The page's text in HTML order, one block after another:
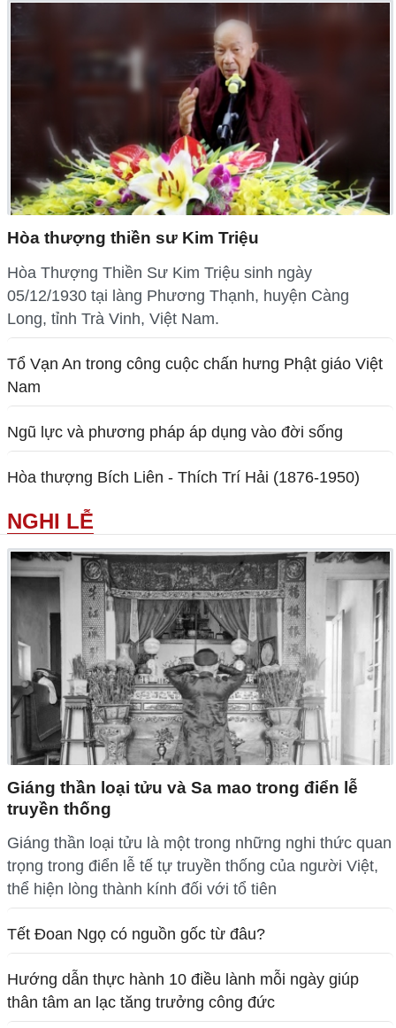
Hòa thượng thiền sư Kim Triệu
Hòa Thượng Thiền Sư Kim Triệu sinh ngày
05/12/1930 tại làng Phương Thạnh, huyện Càng
Long, tỉnh Trà Vinh, Việt Nam.
Tổ Vạn An trong công cuộc chấn hưng Phật giáo Việt
Nam
Ngũ lực và phương pháp áp dụng vào đời sống
Hòa thượng Bích Liên - Thích Trí Hải (1876-1950)
NGHI LỄ
Giáng thần loại tửu và Sa mao trong điển lễ
truyền thống
Giáng thần loại tửu là một trong những nghi thức quan
trọng trong điển lễ tế tự truyền thống của người Việt,
thể hiện lòng thành kính đối với tổ tiên
Tết Đoan Ngọ có nguồn gốc từ đâu?
Hướng dẫn thực hành 10 điều lành mỗi ngày giúp
thân tâm an lạc tăng trưởng công đức